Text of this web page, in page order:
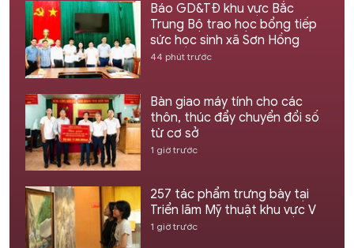
Báo GD&TĐ khu vực Bắc
Trung Bộ trao học bổng tiếp
sức học sinh xã Sơn Hồng
44 phút trước
Bàn giao máy tính cho các
thôn, thúc đẩy chuyển đổi số
từ cơ sở
1 giờ trước
257 tác phẩm trưng bày tại
Triển lãm Mỹ thuật khu vực V
1 giờ trước